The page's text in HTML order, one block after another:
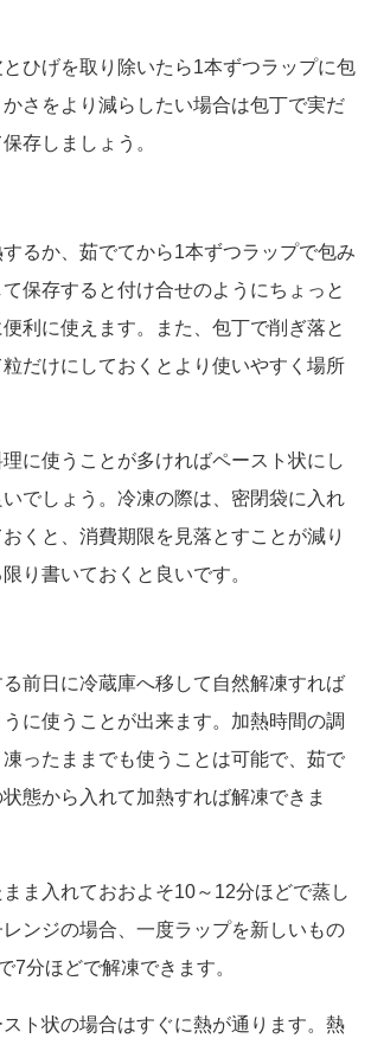
ひげを取り除いたら1本ずつラップに包
さをより減らしたい場合は包丁で実だ
存しましょう。
るか、茹でてから1本ずつラップで包み
保存すると付け合せのようにちょっと
利に使えます。また、包丁で削ぎ落と
だけにしておくとより使いやすく場所
に使うことが多ければペースト状にし
でしょう。冷凍の際は、密閉袋に入れ
くと、消費期限を見落とすことが減り
り書いておくと良いです。
前日に冷蔵庫へ移して自然解凍すれば
に使うことが出来ます。加熱時間の調
ったままでも使うことは可能で、茹で
態から入れて加熱すれば解凍できま
ま入れておおよそ10～12分ほどで蒸し
レンジの場合、一度ラップを新しいもの
7分ほどで解凍できます。
ト状の場合はすぐに熱が通ります。熱